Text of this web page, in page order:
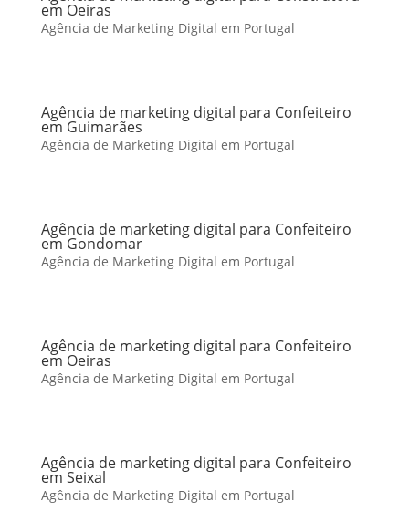
em Oeiras
Agência de Marketing Digital em Portugal
Agência de marketing digital para Confeiteiro
em Guimarães
Agência de Marketing Digital em Portugal
Agência de marketing digital para Confeiteiro
em Gondomar
Agência de Marketing Digital em Portugal
Agência de marketing digital para Confeiteiro
em Oeiras
Agência de Marketing Digital em Portugal
Agência de marketing digital para Confeiteiro
em Seixal
Agência de Marketing Digital em Portugal